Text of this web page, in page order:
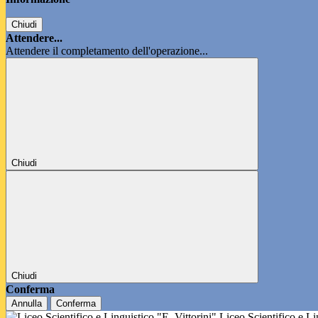
Chiudi
Attendere...
Attendere il completamento dell'operazione...
Chiudi
Chiudi
Conferma
Annulla Conferma